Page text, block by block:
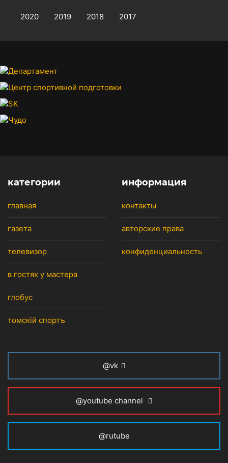
2020 2019 2018 2017
категории
главная
газета
телевизор
в гостях у мастера
глобус
томскiй спортъ
информация
контакты
авторские права
конфиденциальность
@vk
@youtube channel
@rutube